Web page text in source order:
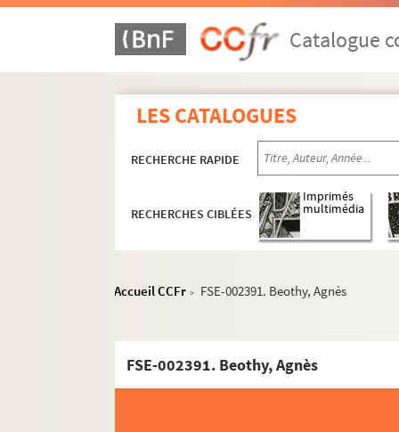
Catalogue
LES CATALOGUES
RECHERCHE RAPIDE
RECHERCHES CIBLÉES
Imprimés
multimédia
Accueil CCFr > FSE-002391. Beothy, Agnès
FSE-002391. Beothy, Agnès
Criminels et victimes
A
Baader, Andréas
FSE-002774. Baratti, Mlle
FSC-001098. Barbault, Jean-Paul
FSC-001099. Barillet
FSE-002777. Baronian